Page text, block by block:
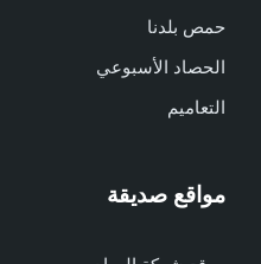
حمص بلدنا
الحصاد الأسبوعي
التعاميم
مواقع صديقة